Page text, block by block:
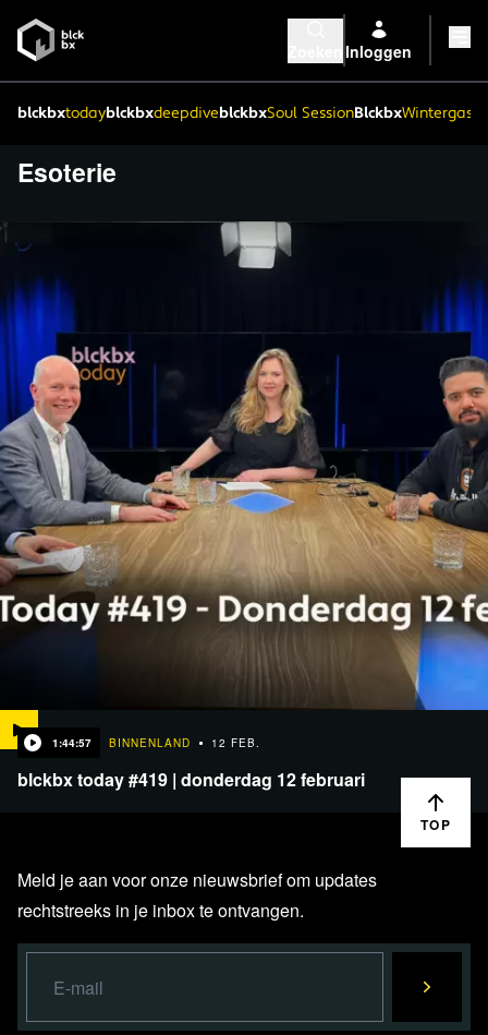
Inloggen
blckbxtodayblckbxdeepdiveblckbxSoul SessionBlckbx
Esoterie
1:44:57 BINNENLAND 12 FEB.
blckbx today #419 | donderdag 12 februari
TOP
Meld je aan voor onze nieuwsbrief om updates
rechtstreeks in je inbox te ontvangen.